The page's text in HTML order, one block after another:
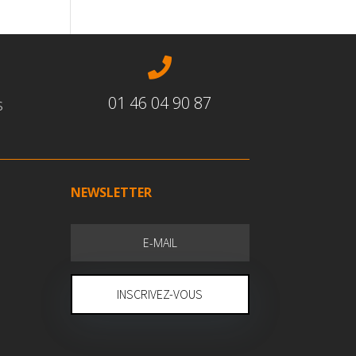

01 46 04 90 87
NEWSLETTER
INSCRIVEZ-VOUS